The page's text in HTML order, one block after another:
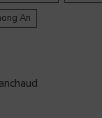
An